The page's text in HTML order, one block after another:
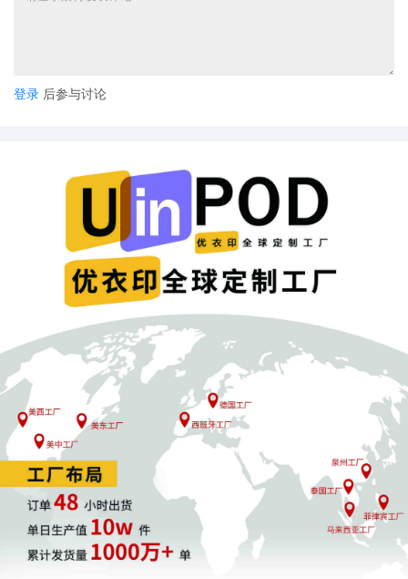
品品质和48小时交货速度，为卖家提供高品质POD柔性定制服务。
登录 后参与讨论